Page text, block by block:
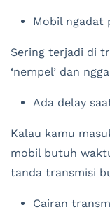
Mobil ngadat
Sering terjadi di
‘nempel’ dan
Ada delay
Kalau kamu
mobil butuh
tanda transmisi
Cairan